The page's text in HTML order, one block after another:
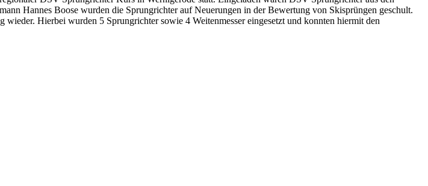
Hannes Boose wurden die Sprungrichter auf Neuerungen in der Bewertung von Skisprüngen geschult.
Hierbei wurden 5 Sprungrichter sowie 4 Weitenmesser eingesetzt und konnten hiermit den